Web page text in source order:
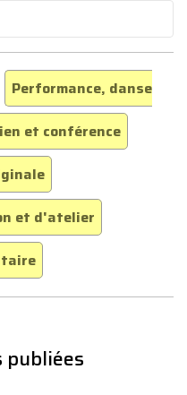
Performance, danse
et conférence
et d'atelier
publiées